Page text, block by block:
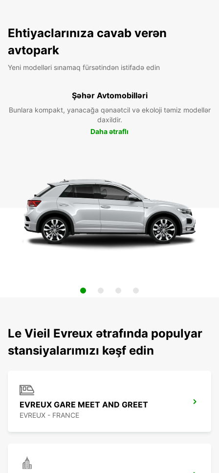
Ehtiyaclarınıza cavab verən
avtopark
Yeni modelləri sınamaq fürsətindən istifadə edin
Şəhər Avtomobilləri
Bunlara kompakt, yanacağa qənaətcil və ekoloji təmiz modellər
daxildir.
Daha ətraflı
Le Vieil Evreux ətrafında populyar
stansiyalarımızı kəşf edin
EVREUX GARE MEET AND GREET
EVREUX - FRANCE